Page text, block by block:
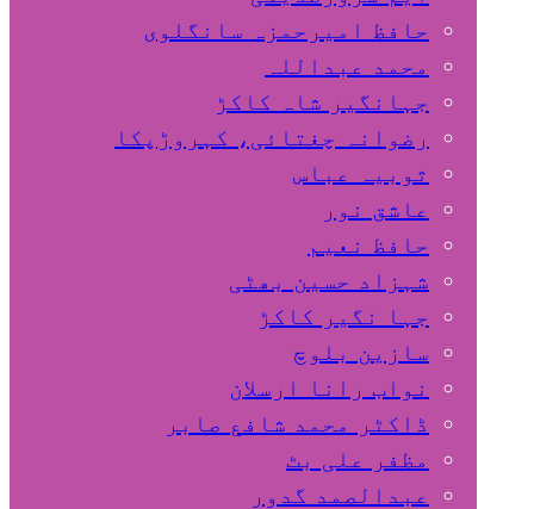
حافظ امیرحمزہ سانگلوی
محمد عبداللہ
جہانگیر شاہ کاکڑ
رضوانہ چغتائی، کہروڑپکا
ثوبیہ عباس
عاشق نور
حافظ نعیم
شہزاد حسین بھٹی
جہا نگیر کاکڑ
سازین بلوچ
نواب رانا ارسلان
ڈاکٹر محمد شافع صابر
مظفر علی بٹ
عبدالصمد گدور